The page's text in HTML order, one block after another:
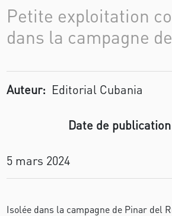
Petite exploitation
dans la campagne
Auteur: Editorial Cubania
Date de
5 mars 2024
Isolée dans la campagne de Pinar del